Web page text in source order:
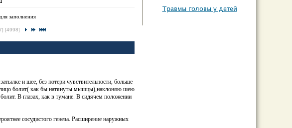
заполнения
[4998]
и шее, без потери чувствительности, больше
болит( как бы натянуты мышцы),наклоняю шею
В глазах, как в тумане. В сидячем положении
сосудистого генеза. Расширение наружных
Травмы головы у детей